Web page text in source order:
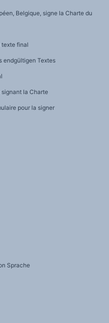
Belgique, signe la Charte du
texte final
endgültigen Textes
la Charte
pour la signer
Sprache